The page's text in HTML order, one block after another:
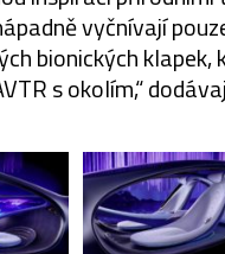
vyčnívají
bionických
s okolím,“